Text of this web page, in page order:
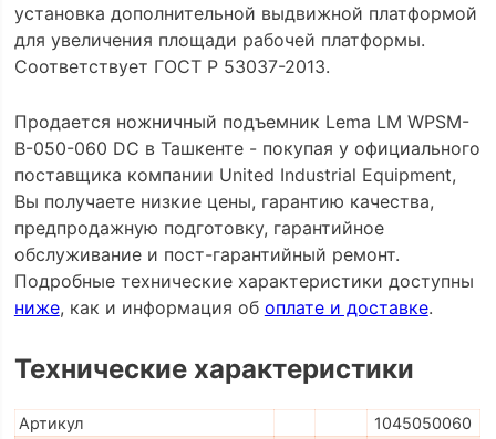
установка дополнительной выдвижной платформой
для увеличения площади рабочей платформы.
Соответствует ГОСТ Р 53037-2013.
Продается ножничный подъемник Lema LM WPSM-
B-050-060 DC в Ташкенте - покупая у официального
поставщика компании United Industrial Equipment,
Вы получаете низкие цены, гарантию качества,
предпродажную подготовку, гарантийное
обслуживание и пост-гарантийный ремонт.
Подробные технические характеристики доступны
ниже, как и информация об оплате и доставке.
Технические характеристики
Артикул
1045050060